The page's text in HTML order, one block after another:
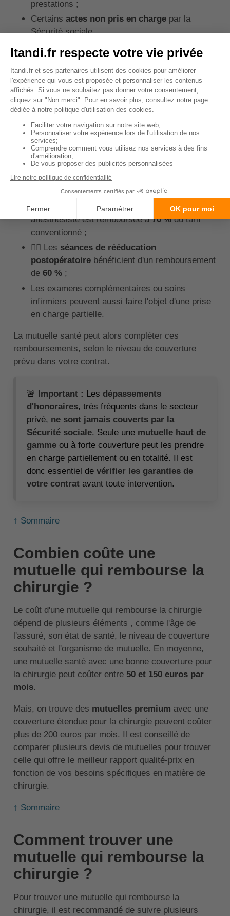
prestations ;
Certains actes non pris en chargepar la
Sécurité sociale.
Certaines mutuelles proposent également des
forfaits chirurgie spécifiques
, utiles en cas
d'intervention lourde ou réalisée dans une clinique
privée.
Et pour les soins avant et après
l'opération ?
Les soins entourant une intervention chirurgicale
sont également remboursés partiellement par
💉 Une consultation préopératoire
avec un
anesthésiste est remboursée à70 %du tarif
conventionné ;
🧘‍♂️ Les séances de rééducation
postopératoirebénéficient d'un remboursement
de 60 %;
Les examens complémentaires ou soins
infirmiers peuvent aussi faire l'objet d'une prise
en charge partielle.
La mutuelle santé peut alors compléter ces
remboursements, selon le niveau de couverture
prévu dans votre contrat.
🚨 Important : Les dépassements
d'honoraires, très fréquents dans le secteur
privé, ne sont jamais couverts par la
Sécurité sociale. Seule une mutuelle haut de
gammeou à forte couverture peut les prendre
en charge partiellement ou en totalité. Il est
donc essentiel de vérifier les garanties de
votre contratavant toute intervention.
↑ Sommaire
Combien coûte une
mutuelle qui rembourse la
chirurgie ?
Le coût d'une mutuelle qui rembourse la chirurgie
dépend de plusieurs éléments , comme l'âge de
l'assuré, son état de santé, le niveau de couverture
souhaité et l'organisme de mutuelle. En moyenne,
une mutuelle santé avec une bonne couverture pour
la chirurgie peut coûter entre 50 et 150 euros par
mois.
Mais, on trouve des mutuelles premium avec une
couverture étendue pour la chirurgie peuvent coûter
plus de 200 euros par mois. Il est conseillé de
comparer plusieurs devis de mutuelles pour trouver
celle qui offre le meilleur rapport qualité-prix en
fonction de vos besoins spécifiques en matière de
chirurgie.
↑ Sommaire
Comment trouver une
mutuelle qui rembourse la
chirurgie ?
Pour trouver une mutuelle qui rembourse la
chirurgie, il est recommandé de suivre plusieurs